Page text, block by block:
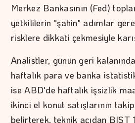
Merkez Bankasının (Fed)
yetkililerin "şahin" adımlar
risklere dikkati çekmesiyle
Analistler, günün geri
haftalık para ve banka
ise ABD'de haftalık işsizlik
ikinci el konut satışlarının
belirterek, teknik açıdan BIST